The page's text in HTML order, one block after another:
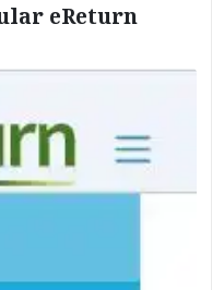
eReturn